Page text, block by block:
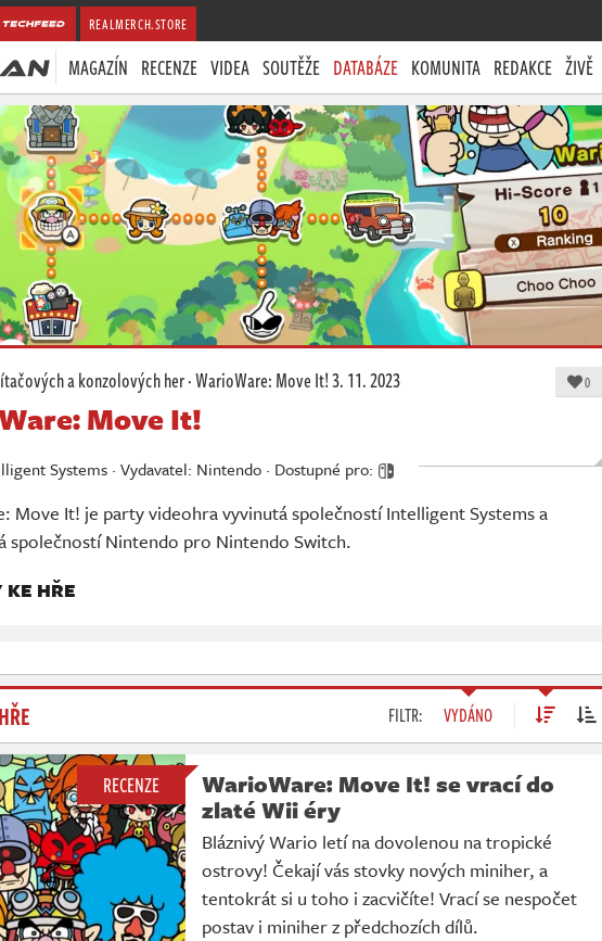
REALMERCH.STORE
MAGAZÍN RECENZE VIDEA SOUTĚŽE DATABÁZE KOMUNITA REDAKCE ŽIVĚ
a konzolových her·WarioWare: Move It!3. 11. 2023 0
Move It!
Systems · Vydavatel: Nintendo · Dostupné pro:
Move It! je party videohra vyvinutá společností Intelligent Systems a
společností Nintendo pro Nintendo Switch.
KE HŘE
FILTR: VYDÁNO
RECENZE
WarioWare: Move It! se vrací do
zlaté Wii éry
Bláznivý Wario letí na dovolenou na tropické
ostrovy! Čekají vás stovky nových miniher, a
tentokrát si u toho i zacvičíte! Vrací se nespočet
postav i miniher z předchozích dílů.